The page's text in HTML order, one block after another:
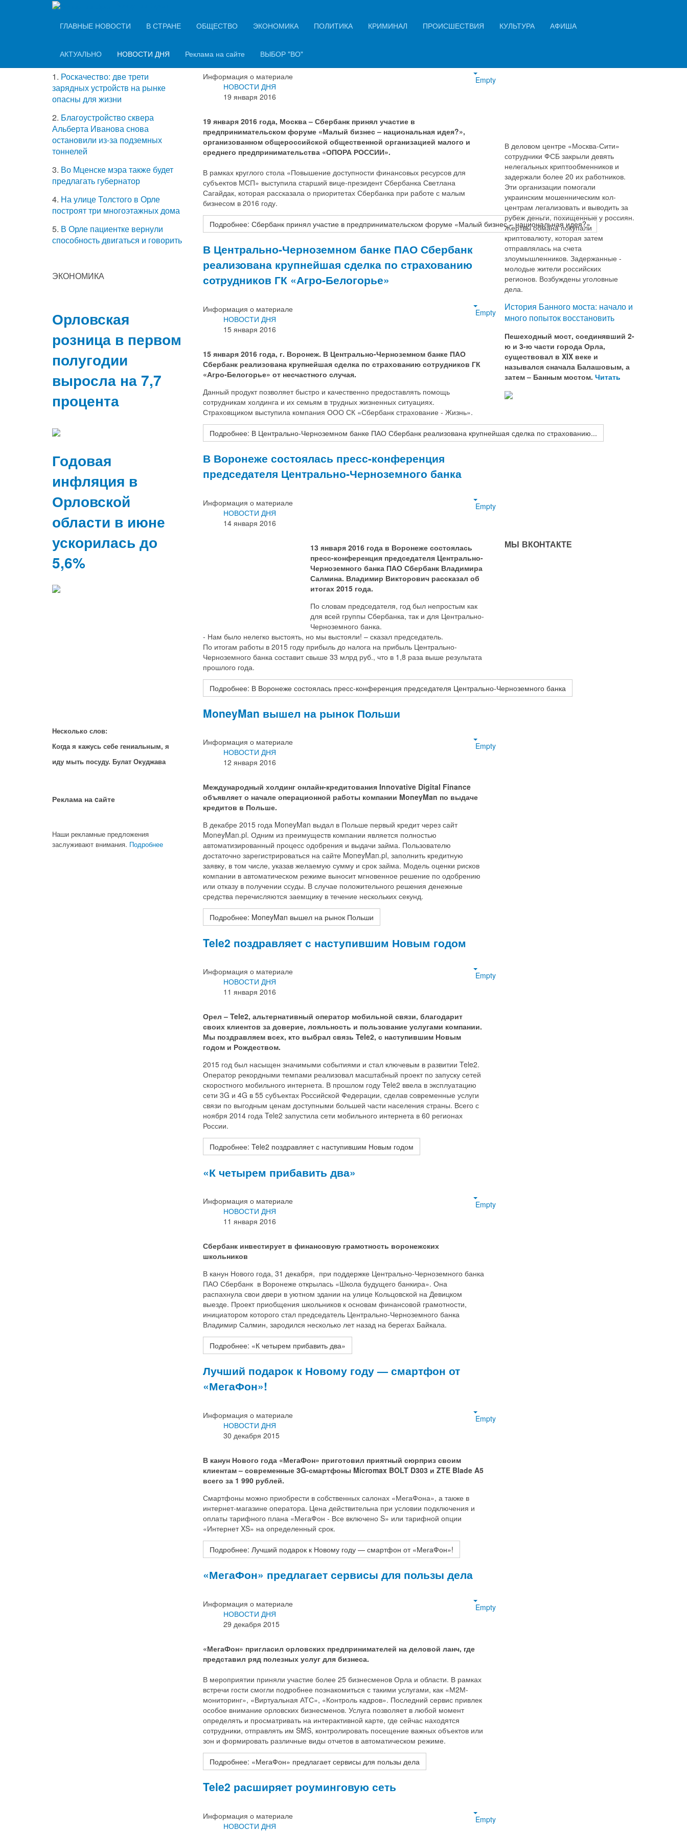
ГЛАВНЫЕ НОВОСТИ
В СТРАНЕ ОБЩЕСТВО ЭКОНОМИКА ПОЛИТИКА КРИМИНАЛ ПРОИСШЕСТВИЯ КУЛЬТУРА АФИША
АКТУАЛЬНО НОВОСТИ ДНЯ Реклама на сайте ВЫБОР "ВО"
Сбербанк принял участие в предпринимательском
Empty
Информация о материале
НОВОСТИ ДНЯ
19 января 2016
19 января 2016 года, Москва – Сбербанк принял участие в
предпринимательском форуме «Малый бизнес – национальная идея?»,
организованном общероссийской общественной организацией малого и
среднего предпринимательства «ОПОРА РОССИИ».
В рамках круглого стола «Повышение доступности финансовых ресурсов для
субъектов МСП» выступила старший вице-президент Сбербанка Светлана
Сагайдак, которая рассказала о приоритетах Сбербанка при работе с малым
бизнесом в 2016 году.
Подробнее: Сбербанк принял участие в предпринимательском форуме «Малый бизнес – национальная идея?»
В Центрально-Черноземном банке ПАО Сбербанк
реализована крупнейшая сделка по страхованию
сотрудников ГК «Агро-Белогорье»
Empty
Информация о материале
НОВОСТИ ДНЯ
15 января 2016
15 января 2016 года, г. Воронеж. В Центрально-Черноземном банке ПАО
Сбербанк реализована крупнейшая сделка по страхованию сотрудников ГК
«Агро-Белогорье» от несчастного случая.
Данный продукт позволяет быстро и качественно предоставлять помощь
сотрудникам холдинга и их семьям в трудных жизненных ситуациях.
Страховщиком выступила компания ООО СК «Сбербанк страхование - Жизнь».
Подробнее: В Центрально-Черноземном банке ПАО Сбербанк реализована крупнейшая сделка по страхованию...
В Воронеже состоялась пресс-конференция
председателя Центрально-Черноземного банка
Empty
Информация о материале
НОВОСТИ ДНЯ
14 января 2016
13 января 2016 года в Воронеже состоялась
пресс-конференция председателя Центрально-
Черноземного банка ПАО Сбербанк Владимира
Салмина. Владимир Викторович рассказал об
итогах 2015 года.
По словам председателя, год был непростым как
для всей группы Сбербанка, так и для Центрально-
Черноземного банка.
- Нам было нелегко выстоять, но мы выстояли! – сказал председатель.
По итогам работы в 2015 году прибыль до налога на прибыль Центрально-
Черноземного банка составит свыше 33 млрд руб., что в 1,8 раза выше результата
прошлого года.
Подробнее: В Воронеже состоялась пресс-конференция председателя Центрально-Черноземного банка
MoneyMan вышел на рынок Польши
Empty
Информация о материале
НОВОСТИ ДНЯ
12 января 2016
Международный холдинг онлайн-кредитования Innovative Digital Finance
объявляет о начале операционной работы компании MoneyMan по выдаче
кредитов в Польше.
В декабре 2015 года MoneyMan выдал в Польше первый кредит через сайт
MoneyMan.pl. Одним из преимуществ компании является полностью
автоматизированный процесс одобрения и выдачи займа. Пользователю
достаточно зарегистрироваться на сайте MoneyMan.pl, заполнить кредитную
заявку, в том числе, указав желаемую сумму и срок займа. Модель оценки рисков
компании в автоматическом режиме выносит мгновенное решение по одобрению
или отказу в получении ссуды. В случае положительного решения денежные
средства перечисляются заемщику в течение нескольких секунд.
Подробнее: MoneyMan вышел на рынок Польши
Tele2 поздравляет с наступившим Новым годом
Empty
Информация о материале
НОВОСТИ ДНЯ
11 января 2016
Орел – Tele2, альтернативный оператор мобильной связи, благодарит
своих клиентов за доверие, лояльность и пользование услугами компании.
Мы поздравляем всех, кто выбрал связь Tele2, с наступившим Новым
годом и Рождеством.
2015 год был насыщен значимыми событиями и стал ключевым в развитии Tele2.
Оператор рекордными темпами реализовал масштабный проект по запуску сетей
скоростного мобильного интернета. В прошлом году Tele2 ввела в эксплуатацию
сети 3G и 4G в 55 субъектах Российской Федерации, сделав современные услуги
связи по выгодным ценам доступными большей части населения страны. Всего с
ноября 2014 года Tele2 запустила сети мобильного интернета в 60 регионах
России.
Подробнее: Tele2 поздравляет с наступившим Новым годом
«К четырем прибавить два»
Empty
Информация о материале
НОВОСТИ ДНЯ
11 января 2016
Сбербанк инвестирует в финансовую грамотность воронежских
школьников
В канун Нового года, 31 декабря, при поддержке Центрально-Черноземного банка
ПАО Сбербанк в Воронеже открылась «Школа будущего банкира». Она
распахнула свои двери в уютном здании на улице Кольцовской на Девицком
выезде. Проект приобщения школьников к основам финансовой грамотности,
инициатором которого стал председатель Центрально-Черноземного банка
Владимир Салмин, зародился несколько лет назад на берегах Байкала.
Подробнее: «К четырем прибавить два»
Лучший подарок к Новому году — смартфон от
«МегаФон»!
Empty
Информация о материале
НОВОСТИ ДНЯ
30 декабря 2015
В канун Нового года «МегаФон» приготовил приятный сюрприз своим
клиентам – современные 3G-смартфоны Micromax BOLT D303 и ZTE Blade A5
всего за 1 990 рублей.
Смартфоны можно приобрести в собственных салонах «МегаФона», а также в
интернет-магазине оператора. Цена действительна при условии подключения и
оплаты тарифного плана «МегаФон - Все включено S» или тарифной опции
«Интернет XS» на определенный срок.
Подробнее: Лучший подарок к Новому году — смартфон от «МегаФон»!
«МегаФон» предлагает сервисы для пользы дела
Empty
Информация о материале
НОВОСТИ ДНЯ
29 декабря 2015
«МегаФон» пригласил орловских предпринимателей на деловой ланч, где
представил ряд полезных услуг для бизнеса.
В мероприятии приняли участие более 25 бизнесменов Орла и области. В рамках
встречи гости смогли подробнее познакомиться с такими услугами, как «М2М-
мониторинг», «Виртуальная АТС», «Контроль кадров». Последний сервис привлек
особое внимание орловских бизнесменов. Услуга позволяет в любой момент
определять и просматривать на интерактивной карте, где сейчас находятся
сотрудники, отправлять им SMS, контролировать посещение важных объектов или
зон и формировать различные виды отчетов в автоматическом режиме.
Подробнее: «МегаФон» предлагает сервисы для пользы дела
Tele2 расширяет роуминговую сеть
Empty
Информация о материале
НОВОСТИ ДНЯ
1. Роскачество: две трети
зарядных устройств на рынке
опасны для жизни
2. Благоустройство сквера
Альберта Иванова снова
остановили из-за подземных
тоннелей
3. Во Мценске мэра также будет
предлагать губернатор
4. На улице Толстого в Орле
построят три многоэтажных дома
5. В Орле пациентке вернули
способность двигаться и говорить
ЭКОНОМИКА
Орловская
розница в первом
полугодии
выросла на 7,7
процента
Годовая
инфляция в
Орловской
области в июне
ускорилась до
5,6%
Несколько слов:
Когда я кажусь себе гениальным, я
иду мыть посуду. Булат Окуджава
Реклама на cайте
Наши рекламные предложения
заслуживают внимания. Подробнее
В деловом центре «Москва-Сити»
сотрудники ФСБ закрыли девять
нелегальных криптообменников и
задержали более 20 их работников.
Эти организации помогали
украинским мошенническим кол-
центрам легализовать и выводить за
рубеж деньги, похищенные у россиян.
Жертвы обмана покупали
криптовалюту, которая затем
отправлялась на счета
злоумышленников. Задержанные -
молодые жители российских
регионов. Возбуждены уголовные
дела.
История Банного моста: начало и
много попыток восстановить
Пешеходный мост, соединявший 2-
ю и 3-ю части города Орла,
существовал в XIX веке и
назывался сначала Балашовым, а
затем – Банным мостом. Читать
МЫ ВКОНТАКТЕ